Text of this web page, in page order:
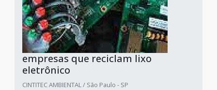
empresas que reciclam lixo
eletrônico
CINTITEC AMBIENTAL / São Paulo - SP